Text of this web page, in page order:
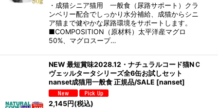
・成猫シニア猫用 一般食（尿路サポート）クラ
ンベリー配合でしっかり水分補給、成猫からシニ
ア猫まで健やかな尿路環境をサポートします。
■COMPOSITION（原材料）太平洋産マグロ
50%、マグロスープ…
NEW 最短賞味2028.12・ナチュラルコード猫NＣ
ヴェッルタータシリーズ全6缶お試しセット
nanset成猫用一般食 正規品/SALE [nanset]
2,145円(税込)